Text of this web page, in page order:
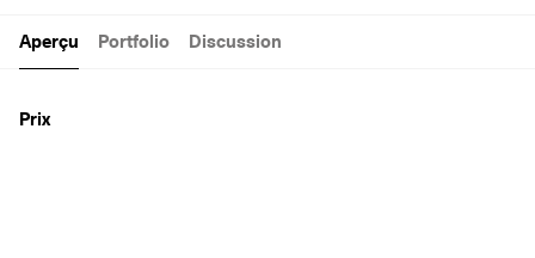
Aperçu Portfolio Discussion
Prix